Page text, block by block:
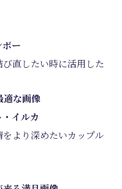
ー
直したい時に活用した
適な画像
イルカ
より深めたいカップル